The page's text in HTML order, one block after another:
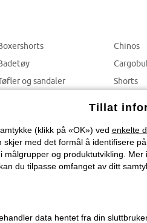
og sandaler
Chinos
Shorts
Tillat
(klikk på «OK») ved enkelte
med det formål å identifisere
og produktutvikling.
du tilpasse omfanget av ditt
data hentet fra din